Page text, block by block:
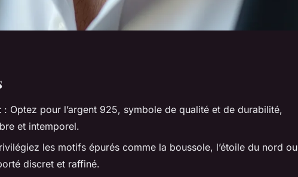
: Optez pour l’argent 925, symbole de qualité et de durabilité,
et intemporel.
les motifs épurés comme la boussole, l’étoile du nord ou
discret et raffiné.